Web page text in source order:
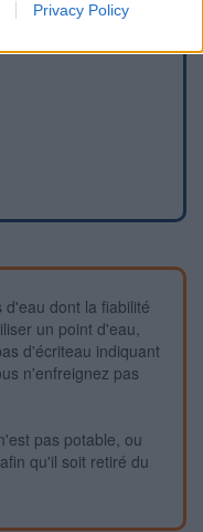
Privacy Policy
dont la fiabilité
un point d'eau,
d'écriteau indiquant
n'enfreignez pas
pas potable, ou
qu'il soit retiré du